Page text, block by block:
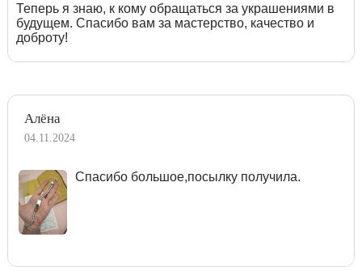
Теперь я знаю, к кому обращаться за украшениями в
будущем. Спасибо вам за мастерство, качество и
доброту!
Алёна
04.11.2024
Спасибо большое,посылку получила.